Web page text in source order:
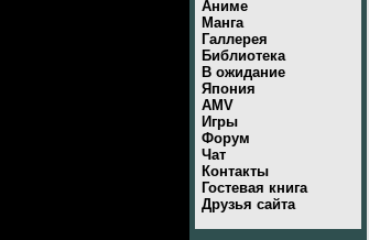
Аниме
Манга
Галлерея
Библиотека
В ожидание
Япония
AMV
Игры
Форум
Чат
Контакты
Гостевая книга
Друзья сайта